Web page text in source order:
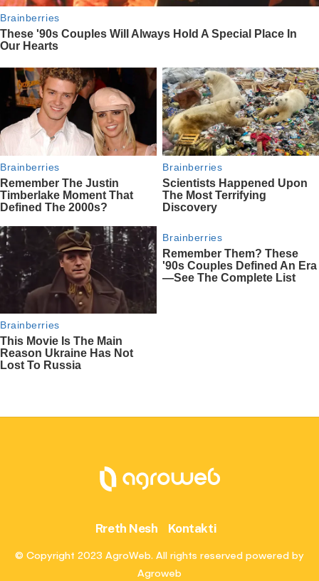
Rreth Nesh Kontakti
© Copyright 2023 AgroWeb. All rights reserved powered by
Agroweb